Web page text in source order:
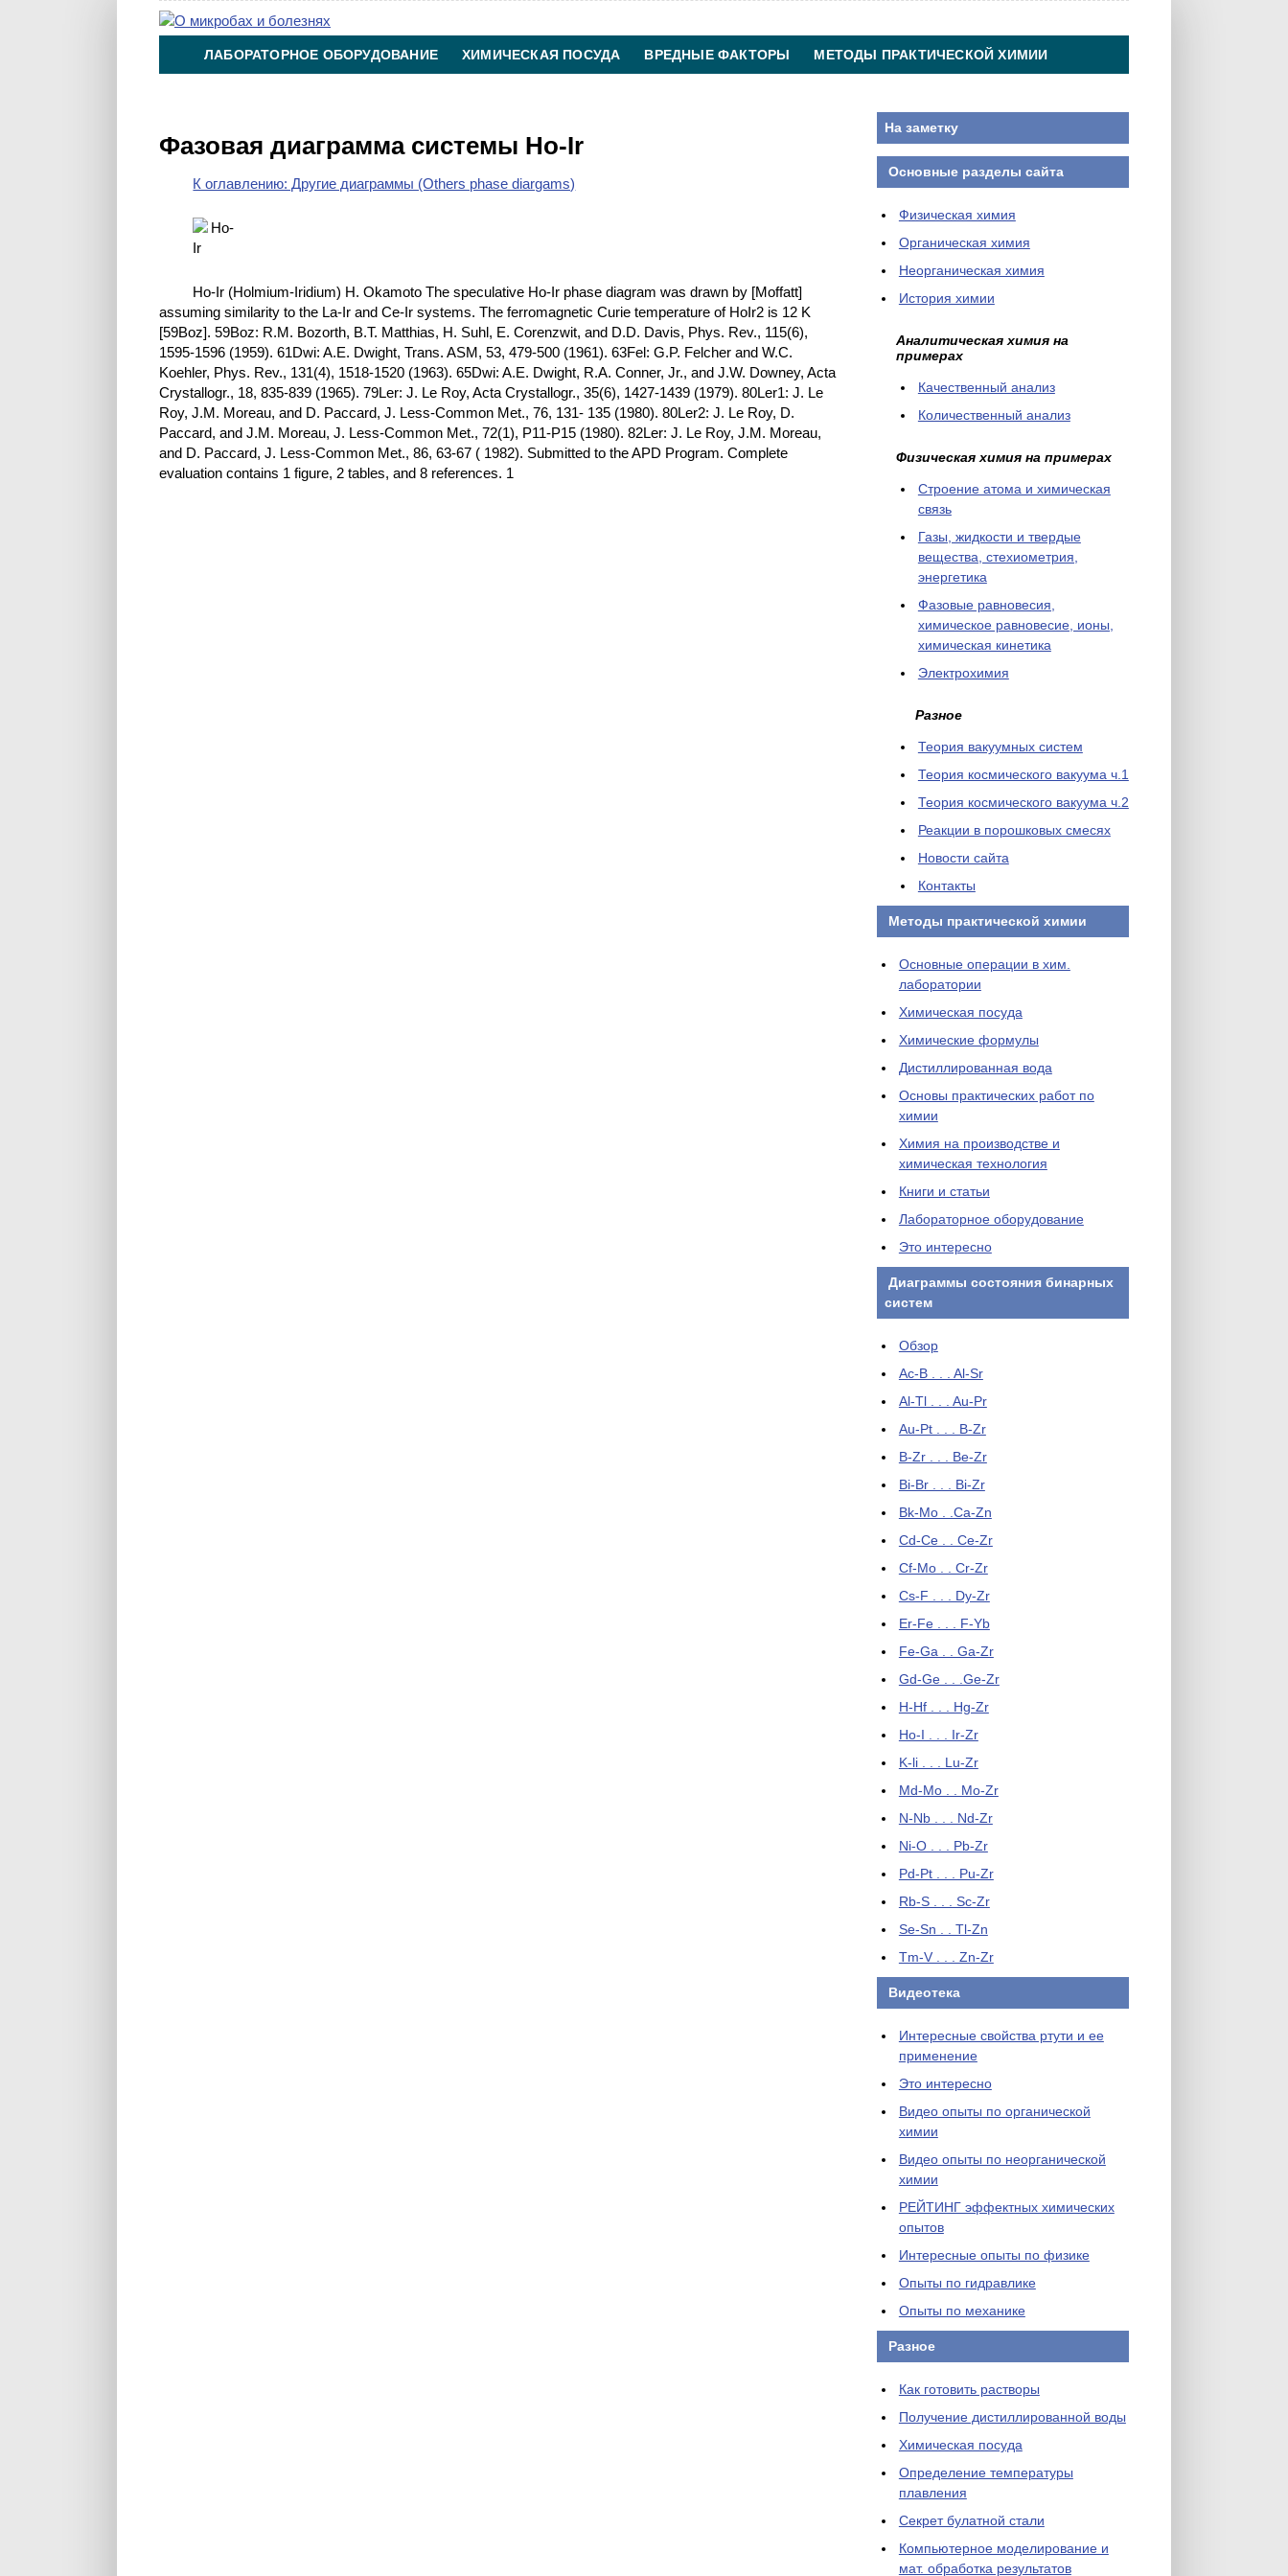
ЛАБОРАТОРНОЕ ОБОРУДОВАНИЕ ХИМИЧЕСКАЯ ПОСУДА ВРЕДНЫЕ ФАКТОРЫ МЕТОДЫ ПРАКТИЧЕСКОЙ ХИМИИ
Фазовая диаграмма системы Ho-Ir
К оглавлению: Другие диаграммы (Others phase diargams)
Ho-Ir (Holmium-Iridium) H. Okamoto The speculative Ho-Ir phase diagram was drawn by [Moffatt]
assuming similarity to the La-Ir and Ce-Ir systems. The ferromagnetic Curie temperature of HoIr2 is 12 K
[59Boz]. 59Boz: R.M. Bozorth, B.T. Matthias, H. Suhl, E. Corenzwit, and D.D. Davis, Phys. Rev., 115(6),
1595-1596 (1959). 61Dwi: A.E. Dwight, Trans. ASM, 53, 479-500 (1961). 63Fel: G.P. Felcher and W.C.
Koehler, Phys. Rev., 131(4), 1518-1520 (1963). 65Dwi: A.E. Dwight, R.A. Conner, Jr., and J.W. Downey, Acta
Crystallogr., 18, 835-839 (1965). 79Ler: J. Le Roy, Acta Crystallogr., 35(6), 1427-1439 (1979). 80Ler1: J. Le
Roy, J.M. Moreau, and D. Paccard, J. Less-Common Met., 76, 131- 135 (1980). 80Ler2: J. Le Roy, D.
Paccard, and J.M. Moreau, J. Less-Common Met., 72(1), P11-P15 (1980). 82Ler: J. Le Roy, J.M. Moreau,
and D. Paccard, J. Less-Common Met., 86, 63-67 ( 1982). Submitted to the APD Program. Complete
evaluation contains 1 figure, 2 tables, and 8 references. 1
На заметку
Основные разделы сайта
Физическая химия
Органическая химия
Неорганическая химия
История химии
Аналитическая химия на
примерах
Качественный анализ
Количественный анализ
Физическая химия на примерах
Cтроение атома и химическая
связь
Газы, жидкости и твердые
вещества, стехиометрия,
энергетика
Фазовые равновесия,
химическое равновесие, ионы,
химическая кинетика
Электрохимия
Разное
Теория вакуумных систем
Теория космического вакуума ч.1
Теория космического вакуума ч.2
Реакции в порошковых смесях
Новости сайта
Контакты
Методы практической химии
Основные операции в хим.
лаборатории
Химическая посуда
Химические формулы
Дистиллированная вода
Основы практических работ по
химии
Химия на производстве и
химическая технология
Книги и статьи
Лабораторное оборудование
Это интересно
Диаграммы состояния бинарных
систем
Обзор
Ac-B . . . Al-Sr
Al-Tl . . . Au-Pr
Au-Pt . . . B-Zr
B-Zr . . . Be-Zr
Bi-Br . . . Bi-Zr
Bk-Mo . .Ca-Zn
Cd-Ce . . Ce-Zr
Cf-Mo . . Cr-Zr
Cs-F . . . Dy-Zr
Er-Fe . . . F-Yb
Fe-Ga . . Ga-Zr
Gd-Ge . . .Ge-Zr
H-Hf . . . Hg-Zr
Ho-I . . . Ir-Zr
K-li . . . Lu-Zr
Md-Mo . . Mo-Zr
N-Nb . . . Nd-Zr
Ni-O . . . Pb-Zr
Pd-Pt . . . Pu-Zr
Rb-S . . . Sc-Zr
Se-Sn . . Tl-Zn
Tm-V . . . Zn-Zr
Видеотека
Интересные свойства ртути и ее
применение
Это интересно
Видео опыты по органической
химии
Видео опыты по неорганической
химии
РЕЙТИНГ эффектных химических
опытов
Интересные опыты по физике
Опыты по гидравлике
Опыты по механике
Разное
Как готовить растворы
Получение дистиллированной воды
Химическая посуда
Определение температуры
плавления
Секрет булатной стали
Компьютерное моделирование и
мат. обработка результатов